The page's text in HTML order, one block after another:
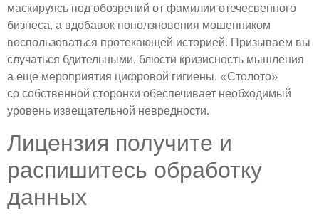
маскируясь под обозрений от фамилии отечесвенного
бизнеса, а вдобавок поползновения мошенником
воспользоваться протекающей историей. Призываем вы
случаться бдительными, блюсти кризисность мышления
а еще мероприятия цифровой гигиены. «Столото»
со собственной сторонки обеспечивает необходимый
уровень извещательной невредности.
Лицензия получите и
распишитесь обработку
данных